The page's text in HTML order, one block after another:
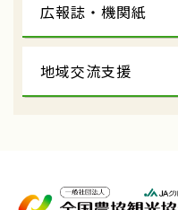
広報誌・機関紙
地域交流支援